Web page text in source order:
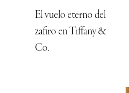
El vuelo eterno del
zafiro en Tiffany &
Co.